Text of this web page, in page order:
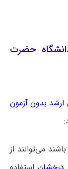
حضرت
ارشد بدون آزمون
می‌توانند از